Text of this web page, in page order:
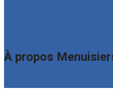
À propos